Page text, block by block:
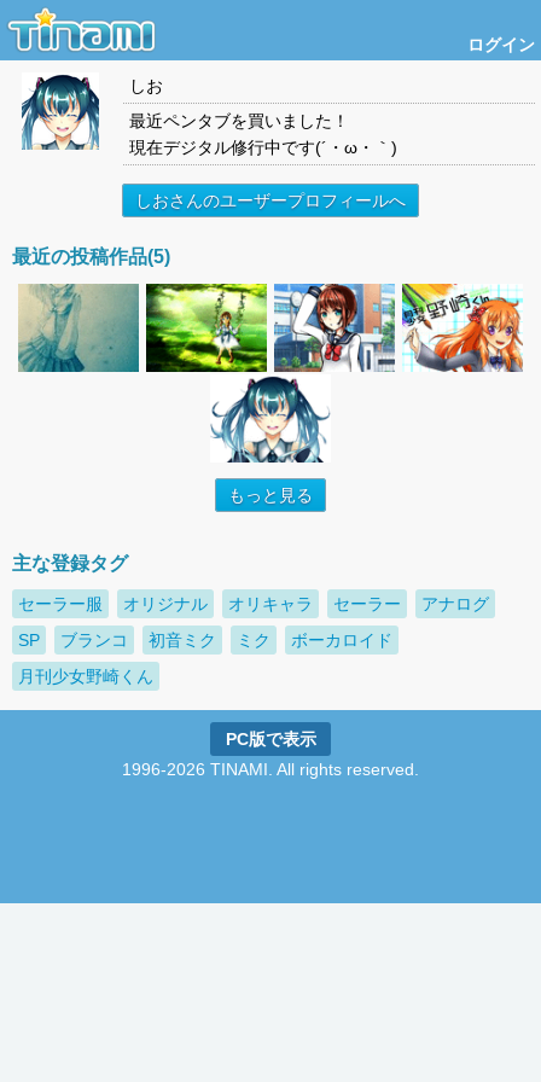
ログイン
しお
最近ペンタブを買いました！
現在デジタル修行中です(´・ω・｀)
しおさんのユーザープロフィールへ
最近の投稿作品(5)
もっと見る
主な登録タグ
セーラー服 オリジナル オリキャラ セーラー
アナログ
SP
ブランコ 初音ミク ミク
ボーカロイド
月刊少女野崎くん
PC版で表示
1996-2026 TINAMI. All rights reserved.